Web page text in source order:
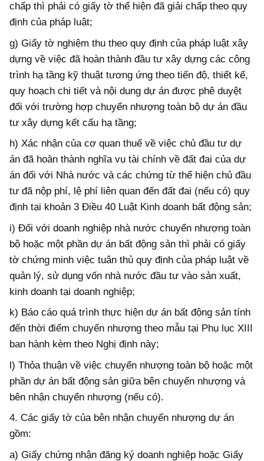
chấp thì phải có giấy tờ thể hiện đã giải chấp theo quy
định của pháp luật;
g) Giấy tờ nghiệm thu theo quy định của pháp luật xây
dựng về việc đã hoàn thành đầu tư xây dựng các công
trình hạ tầng kỹ thuật tương ứng theo tiến độ, thiết kế,
quy hoạch chi tiết và nội dung dự án được phê duyệt
đối với trường hợp chuyển nhượng toàn bộ dự án đầu
tư xây dựng kết cấu hạ tầng;
h) Xác nhận của cơ quan thuế về việc chủ đầu tư dự
án đã hoàn thành nghĩa vụ tài chính về đất đai của dự
án đối với Nhà nước và các chứng từ thể hiện chủ đầu
tư đã nộp phí, lệ phí liên quan đến đất đai (nếu có) quy
định tại khoản 3 Điều 40 Luật Kinh doanh bất động sản;
i) Đối với doanh nghiệp nhà nước chuyển nhượng toàn
bộ hoặc một phần dự án bất động sản thì phải có giấy
tờ chứng minh việc tuân thủ quy định của pháp luật về
quản lý, sử dụng vốn nhà nước đầu tư vào sản xuất,
kinh doanh tại doanh nghiệp;
k) Báo cáo quá trình thực hiện dự án bất động sản tính
đến thời điểm chuyển nhượng theo mẫu tại Phụ lục XIII
ban hành kèm theo Nghị định này;
l) Thỏa thuận về việc chuyển nhượng toàn bộ hoặc một
phần dự án bất động sản giữa bên chuyển nhượng và
bên nhận chuyển nhượng (nếu có).
4. Các giấy tờ của bên nhận chuyển nhượng dự án
gồm:
a) Giấy chứng nhận đăng ký doanh nghiệp hoặc Giấy